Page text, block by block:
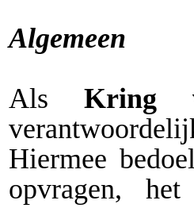
Algemeen
Als Kring
Hiermee
opvragen,